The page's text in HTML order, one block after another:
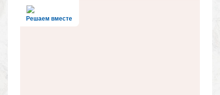
Решаем вместе